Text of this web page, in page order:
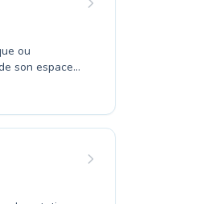
ou
son espace
l'eau en
votre
avec
guider